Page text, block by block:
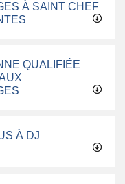
À SAINT CHEF
QUALIFIÉE
À DJ